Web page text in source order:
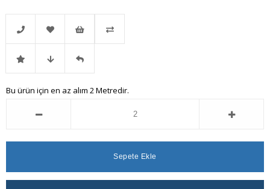
Telefonla
Sipariş
Favorilere
Ekle
İstek
Listeme
İndirimli Fiyat
Ver
Gelince
Bu ürün için en az alım 2 Metredir.